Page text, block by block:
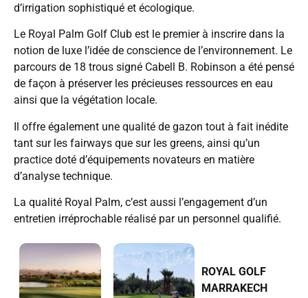
d’irrigation sophistiqué et écologique.
Le Royal Palm Golf Club est le premier à inscrire dans la
notion de luxe l’idée de conscience de l’environnement. Le
parcours de 18 trous signé Cabell B. Robinson a été pensé
de façon à préserver les précieuses ressources en eau
ainsi que la végétation locale.
Il offre également une qualité de gazon tout à fait inédite
tant sur les fairways que sur les greens, ainsi qu’un
practice doté d’équipements novateurs en matière
d’analyse technique.
La qualité Royal Palm, c’est aussi l’engagement d’un
entretien irréprochable réalisé par un personnel qualifié.
ROYAL GOLF
MARRAKECH